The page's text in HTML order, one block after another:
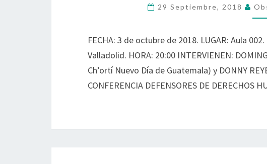
29 Septiembre, 2018
FECHA: 3 de octubre de 2018. LUGAR: Aula
Valladolid. HORA: 20:00 INTERVIENEN:
Ch’ortí Nuevo Día de Guatemala) y DONNY
CONFERENCIA DEFENSORES DE DERECHOS